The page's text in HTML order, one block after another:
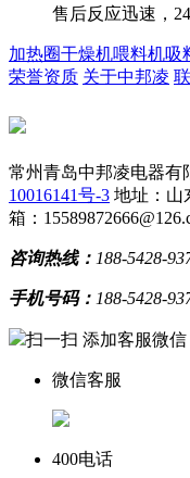
售后反应迅速，
加热圈干燥机喂料机吸
荣誉资质 关于中邦凌
常州青岛中邦凌电器有
10016141号-3 地址：山
箱：
咨询热线： 188-5428-
手机号码： 188-5428-
扫一扫 添加客服微信
微信客服
400电话